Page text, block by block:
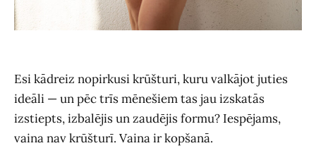
Esi kādreiz nopirkusi krūšturi, kuru valkājot juties
ideāli — un pēc trīs mēnešiem tas jau izskatās
izstiepts, izbalējis un zaudējis formu? Iespējams,
vaina nav krūšturī. Vaina ir kopšanā.